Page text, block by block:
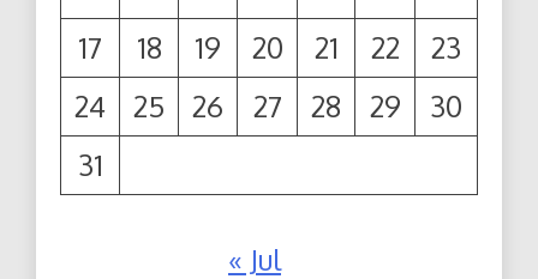
17
18 19 20 21 22
23
24
25 26 27 28 29
30
31
« Jul